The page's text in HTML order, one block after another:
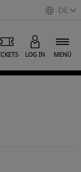
DE
MENÜ
LOG IN